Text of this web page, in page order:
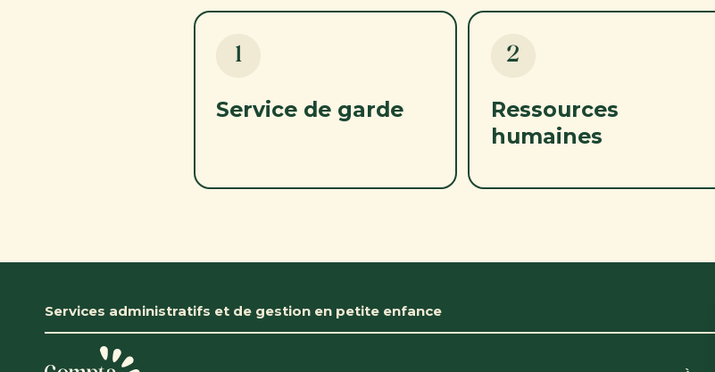
1
Service de garde
2
Ressources
humaines
Services administratifs et de gestion en petite enfance